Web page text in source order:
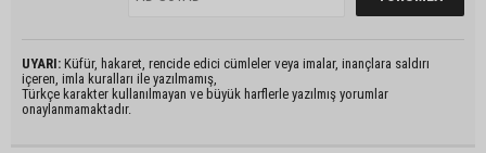
UYARI: Küfür, hakaret, rencide edici cümleler veya imalar, inançlara saldırı
içeren, imla kuralları ile yazılmamış,
Türkçe karakter kullanılmayan ve büyük harflerle yazılmış yorumlar
onaylanmamaktadır.